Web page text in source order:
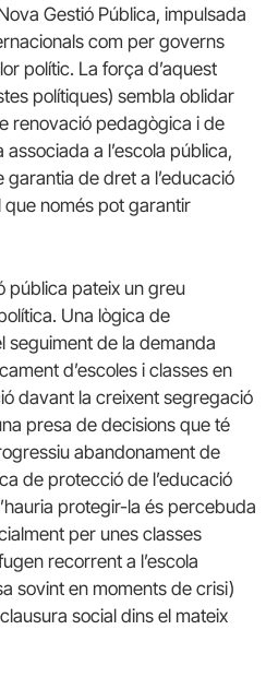
Gestió Pública, impulsada
com per governs
polític. La força d’aquest
polítiques) sembla oblidar
renovació pedagògica i de
a l’escola pública,
garantia de dret a l’educació
només pot garantir
pública pateix un greu
Una lògica de
seguiment de la demanda
d’escoles i classes en
davant la creixent segregació
presa de decisions que té
abandonament de
de protecció de l’educació
protegir-la és percebuda
per unes classes
recorrent a l’escola
sovint en moments de crisi)
social dins el mateix